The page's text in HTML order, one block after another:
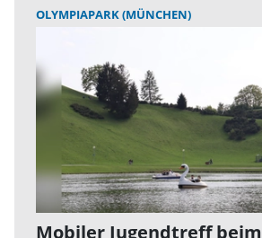
OLYMPIAPARK (MÜNCHEN)
Mobiler Jugendtreff beim